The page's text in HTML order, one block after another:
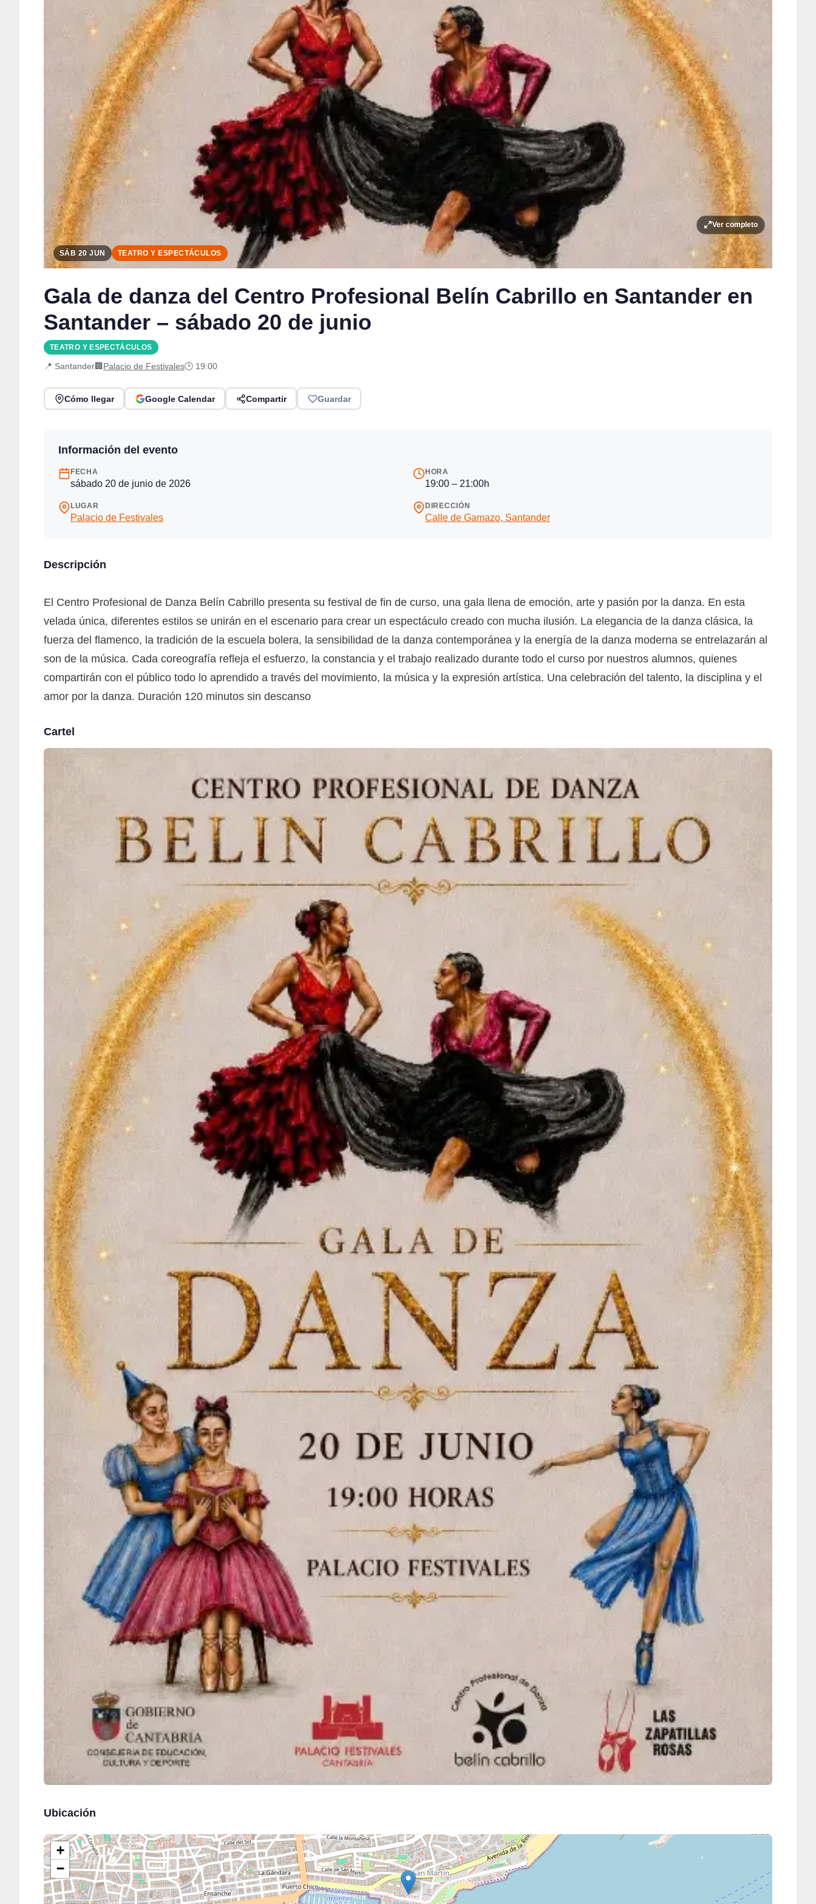
Ver completo
SÁB 20 JUN TEATRO Y ESPECTÁCULOS
Gala de danza del Centro Profesional Belín Cabrillo en Santander en
Santander – sábado 20 de junio
TEATRO Y ESPECTÁCULOS
📍 Santander🏢 Palacio de Festivales🕒 19:00
Cómo llegar Google Calendar Compartir Guardar
Información del evento
FECHA
sábado 20 de junio de 2026
HORA
19:00 – 21:00h
LUGAR
Palacio de Festivales
DIRECCIÓN
Calle de Gamazo, Santander
Descripción
El Centro Profesional de Danza Belín Cabrillo presenta su festival de fin de curso, una gala llena de emoción, arte y pasión por la danza. En esta
velada única, diferentes estilos se unirán en el escenario para crear un espectáculo creado con mucha ilusión. La elegancia de la danza clásica, la
fuerza del flamenco, la tradición de la escuela bolera, la sensibilidad de la danza contemporánea y la energía de la danza moderna se entrelazarán al
son de la música. Cada coreografía refleja el esfuerzo, la constancia y el trabajo realizado durante todo el curso por nuestros alumnos, quienes
compartirán con el público todo lo aprendido a través del movimiento, la música y la expresión artística. Una celebración del talento, la disciplina y el
amor por la danza. Duración 120 minutos sin descanso
Cartel
Ubicación
+
−